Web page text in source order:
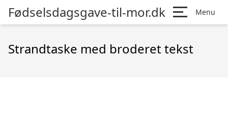
Fødselsdagsgave-til-mor.dk Menu
Strandtaske med broderet tekst